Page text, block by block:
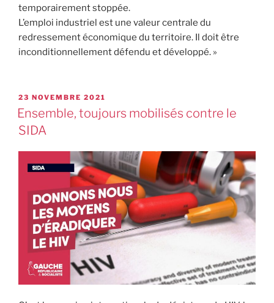
temporairement stoppée.
L’emploi industriel est une valeur centrale du
redressement économique du territoire. Il doit être
inconditionnellement défendu et développé. »
23 NOVEMBRE 2021
Ensemble, toujours mobilisés contre le
SIDA